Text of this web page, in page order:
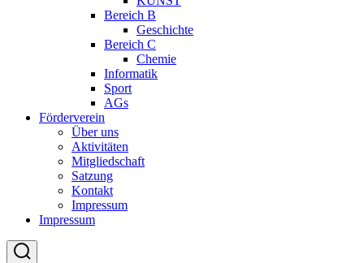
Bereich B
Geschichte
Bereich C
Chemie
Informatik
Sport
AGs
Förderverein
Über uns
Aktivitäten
Mitgliedschaft
Satzung
Kontakt
Impressum
Impressum